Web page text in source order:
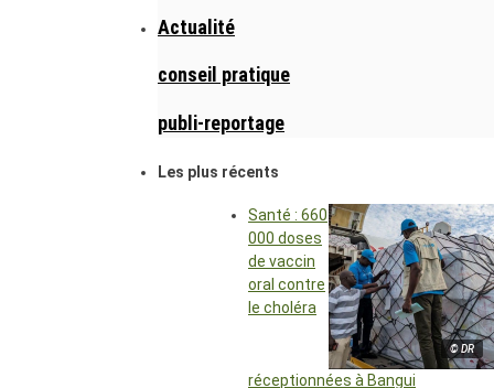
Actualité
conseil pratique
publi-reportage
Les plus récents
© DR
Santé : 660
000 doses
de vaccin
oral contre
le choléra
réceptionnées à Bangui